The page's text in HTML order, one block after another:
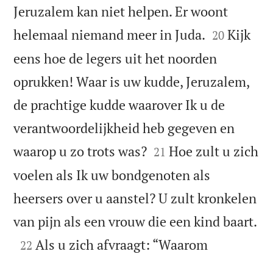
Jeruzalem kan niet helpen. Er woont
helemaal niemand meer in Juda. 

20 Kijk
eens hoe de legers uit het noorden
oprukken! Waar is uw kudde, Jeruzalem,
de prachtige kudde waarover Ik u de
verantwoordelijkheid heb gegeven en
waarop u zo trots was?
21 Hoe zult u zich
voelen als Ik uw bondgenoten als
heersers over u aanstel? U zult kronkelen
van pijn als een vrouw die een kind baart.

22 Als u zich afvraagt: “Waarom